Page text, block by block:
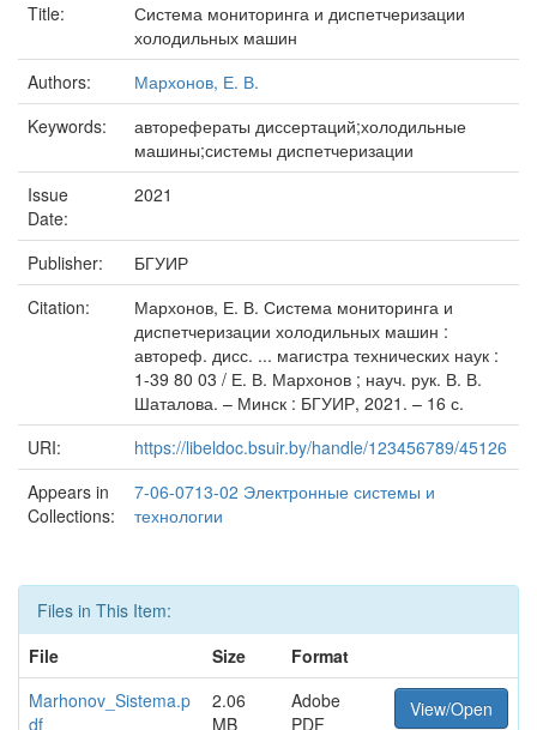
Title:
Система мониторинга и диспетчеризации
холодильных машин
Authors:
Мархонов, Е. В.
Keywords:
авторефераты диссертаций;холодильные
машины;системы диспетчеризации
Issue
Date:
2021
Publisher:
БГУИР
Citation:
Мархонов, Е. В. Система мониторинга и
диспетчеризации холодильных машин :
автореф. дисс. ... магистра технических наук :
1-39 80 03 / Е. В. Мархонов ; науч. рук. В. В.
Шаталова. – Минск : БГУИР, 2021. – 16 с.
URI:
https://libeldoc.bsuir.by/handle/123456789/45126
Appears in
Collections:
7-06-0713-02 Электронные системы и
технологии
Files in This Item:
File
Size
Format
Marhonov_Sistema.p
df
2.06
MB
Adobe
PDF
View/Open